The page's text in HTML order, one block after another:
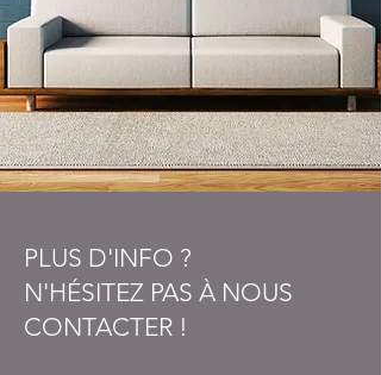
PLUS D'INFO ?
N'HÉSITEZ PAS À NOUS
CONTACTER !